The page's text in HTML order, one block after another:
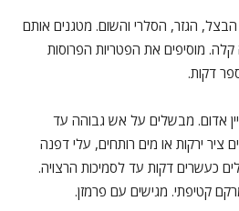
הגזר, הסלרי והשום. מטגנים אותם
מוסיפים את הפטריות הפרוסות
דקות.
אדום. מבשלים על אש גבוהה עד
ציר ירקות או מים רותחים, עלי דפנה
כעשרים דקות עד לסמיכות הרצויה.
קטיפתי. מגישים עם פרמזן.